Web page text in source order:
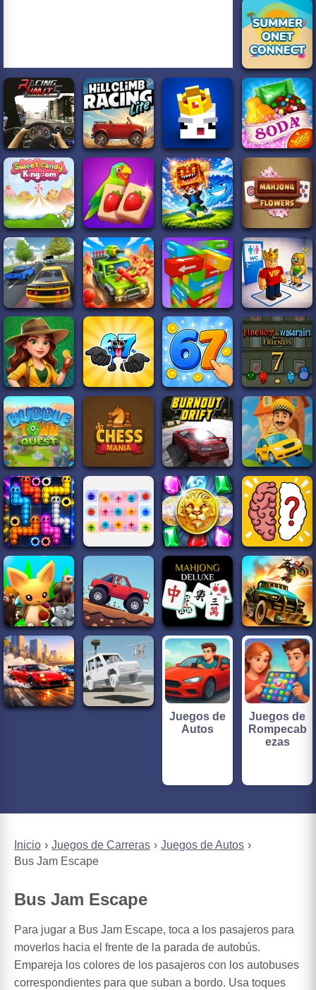
Inicio Juegos de Carreras
Juegos de Autos
Bus Jam Escape
Bus Jam Escape
Para jugar a Bus Jam Escape, toca a los pasajeros para
moverlos hacia el frente de la parada de autobús.
Empareja los colores de los pasajeros con los autobuses
correspondientes para que suban a bordo. Usa toques
Juegos de
Autos
Juegos de
Rompecab
ezas